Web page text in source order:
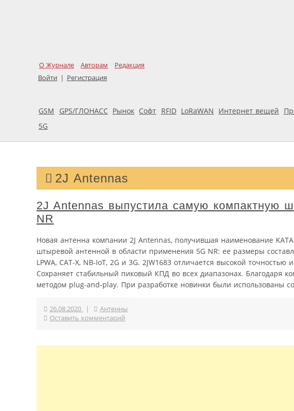
О Журнале Авторам
Редакция
Войти | Регистрация
GSM GPS/ГЛОНАСС Рынок Софт RFID LoRaWAN Интернет вещей
5G
2J Antennas
2J Antennas выпустила самую компактную
NR
Новая антенна компании 2J Antennas, получившая наименование
штыревой антенной в области применения 5G NR: ее размеры
LPWA, CAT-X, NB-IoT, 2G и 3G. 2JW1683 отличается высокой
Сохраняет стабильный пиковый КПД во всех диапазонах. Благодаря
методом plug-and-play. При разработке новинки были использованы
26.08.2020 |
Антенны
Оставить комментарий